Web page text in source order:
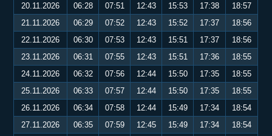
20.11.2026
06:28 07:51 12:43 15:53 17:38
18:57
21.11.2026
06:29 07:52 12:43 15:52 17:37
18:56
22.11.2026
06:30 07:53 12:43 15:51 17:37
18:56
23.11.2026
06:31 07:55 12:43 15:51 17:36
18:55
24.11.2026
06:32 07:56 12:44 15:50 17:35
18:55
25.11.2026
06:33 07:57 12:44 15:50 17:35
18:55
26.11.2026
06:34 07:58 12:44 15:49 17:34
18:54
27.11.2026
06:35 07:59 12:45 15:49 17:34
18:54